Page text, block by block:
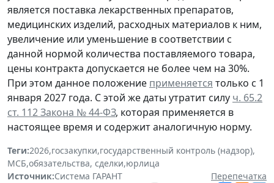
является поставка лекарственных препаратов,
медицинских изделий, расходных материалов к ним,
увеличение или уменьшение в соответствии с
данной нормой количества поставляемого товара,
цены контракта допускается не более чем на 30%.
При этом данное положение применяется только с 1
января 2027 года. С этой же даты утратит силу ч. 65.2
ст. 112 Закона № 44-ФЗ, которая применяется в
настоящее время и содержит аналогичную норму.
Теги:2026,госзакупки,государственный контроль (надзор),
МСБ,обязательства, сделки,юрлица
Источник:Система ГАРАНТ
Перепечатка